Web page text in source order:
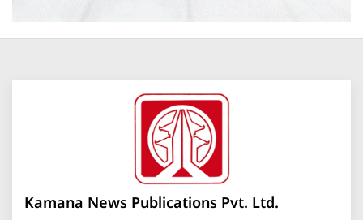
Kamana News Publications Pvt. Ltd.